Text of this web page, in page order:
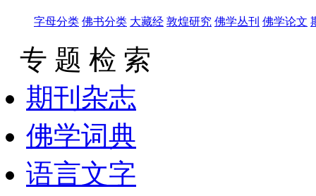
字母分类 佛书分类 大藏经 敦煌研究 佛学丛刊 佛学论文
专 题 检 索
期刊杂志
佛学词典
语言文字